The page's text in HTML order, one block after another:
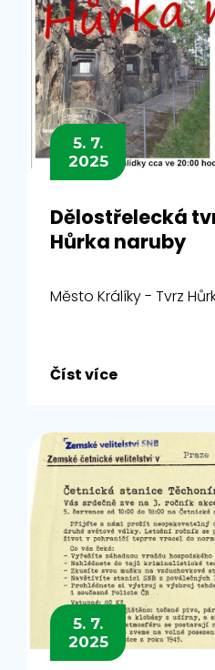
5. 7.
2025
Dělostřelecká
Hůrka naruby
Město Králíky - Tvrz
Číst více
5. 7.
2025